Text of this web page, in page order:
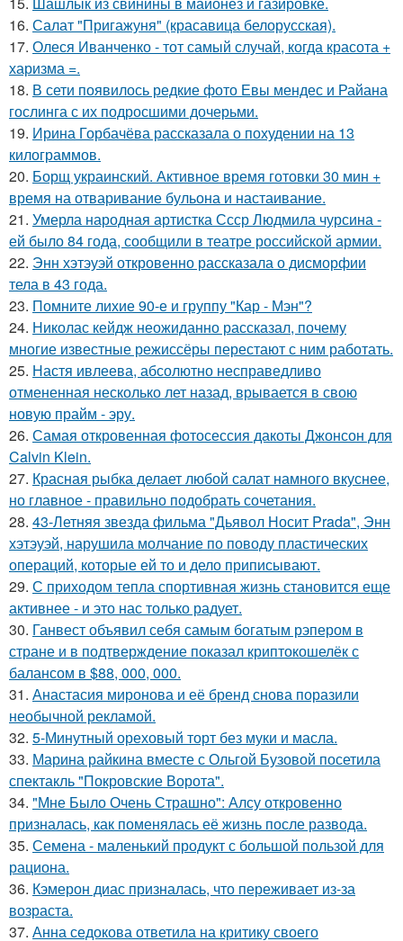
16. Салат "Пригажуня" (красавица белорусская).
17. Олеся Иванченко - тот самый случай, когда красота +
харизма =.
18. В сети появилось редкие фото Евы мендес и Райана
гослинга с их подросшими дочерьми.
19. Ирина Горбачёва рассказала о похудении на 13
килограммов.
20. Борщ украинский. Активное время готовки 30 мин +
время на отваривание бульона и настаивание.
21. Умерла народная артистка Ссср Людмила чурсина -
ей было 84 года, сообщили в театре российской армии.
22. Энн хэтэуэй откровенно рассказала о дисморфии
тела в 43 года.
23. Помните лихие 90-е и группу "Кар - Мэн"?
24. Николас кейдж неожиданно рассказал, почему
многие известные режиссёры перестают с ним работать.
25. Настя ивлеева, абсолютно несправедливо
отмененная несколько лет назад, врывается в свою
новую прайм - эру.
26. Самая откровенная фотосессия дакоты Джонсон для
Calvin Klein.
27. Красная рыбка делает любой салат намного вкуснее,
но главное - правильно подобрать сочетания.
28. 43-Летняя звезда фильма "Дьявол Носит Prada", Энн
хэтэуэй, нарушила молчание по поводу пластических
операций, которые ей то и дело приписывают.
29. С приходом тепла спортивная жизнь становится еще
активнее - и это нас только радует.
30. Ганвест объявил себя самым богатым рэпером в
стране и в подтверждение показал криптокошелёк с
балансом в $88, 000, 000.
31. Анастасия миронова и её бренд снова поразили
необычной рекламой.
32. 5-Минутный ореховый торт без муки и масла.
33. Марина райкина вместе с Ольгой Бузовой посетила
спектакль "Покровские Ворота".
34. "Мне Было Очень Страшно": Алсу откровенно
призналась, как поменялась её жизнь после развода.
35. Семена - маленький продукт с большой пользой для
рациона.
36. Кэмерон диас призналась, что переживает из-за
возраста.
37. Анна седокова ответила на критику своего